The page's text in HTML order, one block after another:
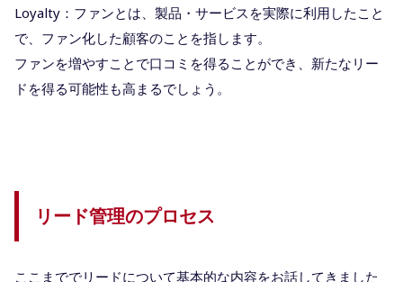
Loyalty：ファンとは、製品・サービスを実際に利用したこと
で、ファン化した顧客のことを指します。
ファンを増やすことで口コミを得ることができ、新たなリー
ドを得る可能性も高まるでしょう。
リード管理のプロセス
ここまででリードについて基本的な内容をお話してきました